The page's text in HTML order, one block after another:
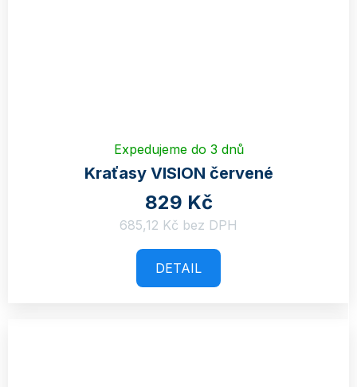
Expedujeme do 3 dnů
Kraťasy VISION červené
829 Kč
685,12 Kč bez DPH
DETAIL